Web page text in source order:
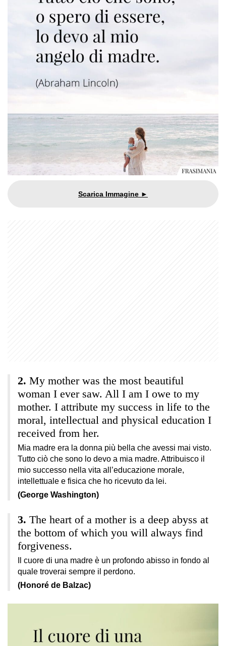
My mother was the most beautiful
woman I ever saw. All I am I owe to my
mother. I attribute my success in life to the
moral, intellectual and physical education I
received from her.
Mia madre era la donna più bella che avessi mai visto.
Tutto ciò che sono lo devo a mia madre. Attribuisco il
mio successo nella vita all’educazione morale,
intellettuale e fisica che ho ricevuto da lei.
(George Washington)
The heart of a mother is a deep abyss at
the bottom of which you will always find
forgiveness.
Il cuore di una madre è un profondo abisso in fondo al
quale troverai sempre il perdono.
(Honoré de Balzac)